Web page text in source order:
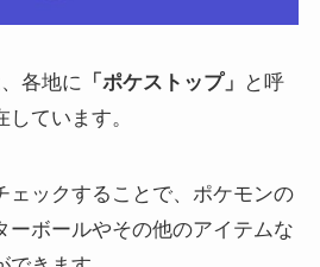
各地に 「ポケストップ」
と呼
ています。
ェックすることで、ポケモンの
ーボールやその他のアイテムな